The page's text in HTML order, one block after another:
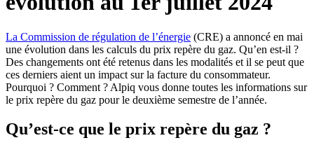
La Commission de régulation de l’énergie (CRE) a annoncé en mai
une évolution dans les calculs du prix repère du gaz. Qu’en est-il ?
Des changements ont été retenus dans les modalités et il se peut que
ces derniers aient un impact sur la facture du consommateur.
Pourquoi ? Comment ? Alpiq vous donne toutes les informations sur
le prix repère du gaz pour le deuxième semestre de l’année.
Qu’est-ce que le prix repère du gaz ?